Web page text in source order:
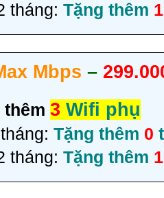
tháng: Tặng thêm
Mbps –
thêm 3 Wifi phụ
Tặng thêm 0
tháng: Tặng thêm